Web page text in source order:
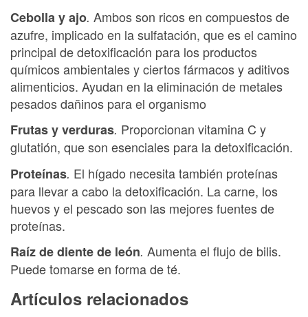
Cebolla y ajo. Ambos son ricos en compuestos de
azufre, implicado en la sulfatación, que es el camino
principal de detoxificación para los productos
químicos ambientales y ciertos fármacos y aditivos
alimenticios. Ayudan en la eliminación de metales
pesados dañinos para el organismo
Frutas y verduras. Proporcionan vitamina C y
glutatión, que son esenciales para la detoxificación.
Proteínas. El hígado necesita también proteínas
para llevar a cabo la detoxificación. La carne, los
huevos y el pescado son las mejores fuentes de
proteínas.
Raíz de diente de león. Aumenta el flujo de bilis.
Puede tomarse en forma de té.
Artículos relacionados